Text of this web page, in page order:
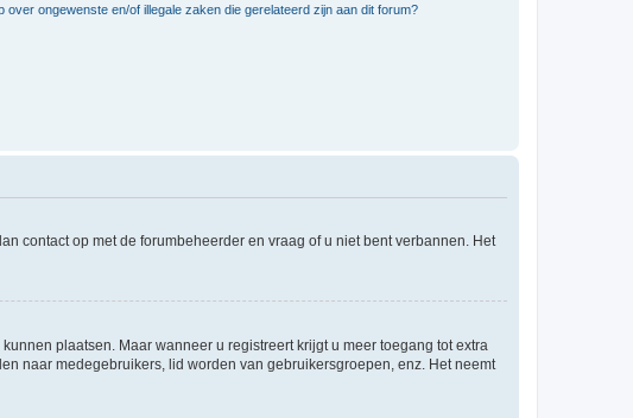
over ongewenste en/of illegale zaken die gerelateerd zijn aan dit forum?
contact op met de forumbeheerder en vraag of u niet bent verbannen. Het
plaatsen. Maar wanneer u registreert krijgt u meer toegang tot extra
naar medegebruikers, lid worden van gebruikersgroepen, enz. Het neemt